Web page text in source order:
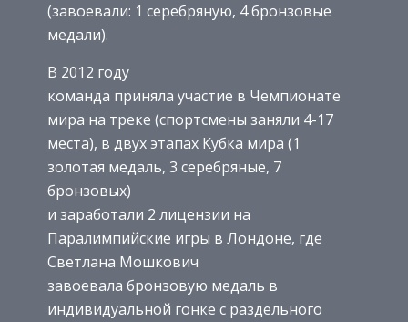
(завоевали: 1 серебряную, 4 бронзовые
медали).
В 2012 году
команда приняла участие в Чемпионате
мира на треке (спортсмены заняли 4-17
места), в двух этапах Кубка мира (1
золотая медаль, 3 серебряные, 7
бронзовых)
и заработали 2 лицензии на
Паралимпийские игры в Лондоне, где
Светлана Мошкович
завоевала бронзовую медаль в
индивидуальной гонке с раздельного